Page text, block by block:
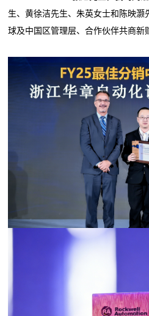
生、黄徐洁先生、朱英女士和陈映
球及中国区管理层、合作伙伴共商新